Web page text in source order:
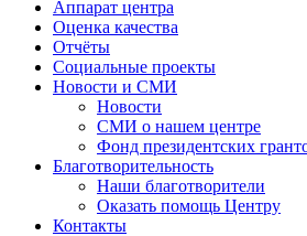
Аппарат центра
Оценка качества
Отчёты
Социальные проекты
Новости и СМИ
Новости
СМИ о нашем центре
Фонд президентских
Благотворительность
Наши благотворители
Оказать помощь Центру
Контакты